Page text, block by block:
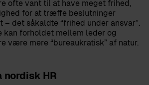
ofte vant til at have meget frihed,
for at træffe beslutninger
det såkaldte “frihed under ansvar”.
kan forholdet mellem leder og
være mere “bureaukratisk” af natur.
HR